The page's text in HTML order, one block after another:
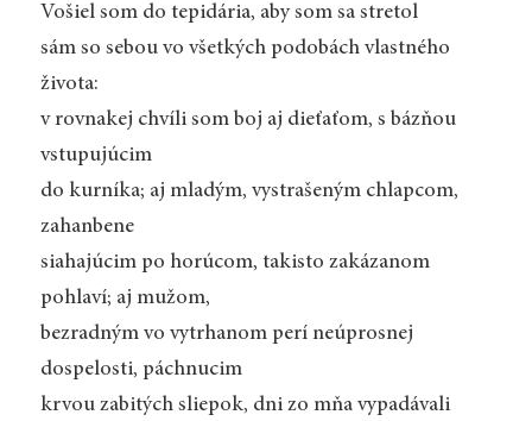
Vošiel som do tepidária, aby som sa stretol
sám so sebou vo všetkých podobách vlastného
života:
v rovnakej chvíli som boj aj dieťaťom, s bázňou
vstupujúcim
do kurníka; aj mladým, vystrašeným chlapcom,
zahanbene
siahajúcim po horúcom, takisto zakázanom
pohlaví; aj mužom,
bezradným vo vytrhanom perí neúprosnej
dospelosti, páchnucim
krvou zabitých sliepok, dni zo mňa vypadávali